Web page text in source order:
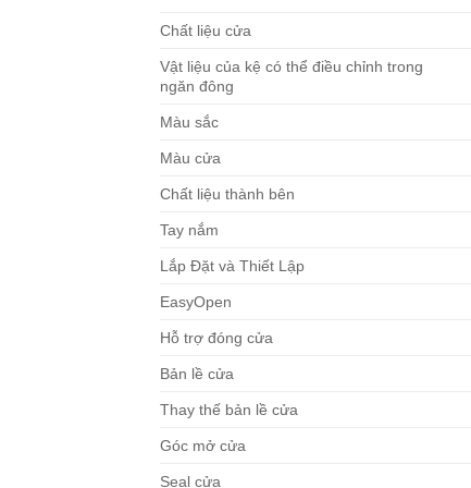
Chất liệu cửa
Vật liệu của kệ có thể điều chỉnh trong
ngăn đông
Màu sắc
Màu cửa
Chất liệu thành bên
Tay nắm
Lắp Đặt và Thiết Lập
EasyOpen
Hỗ trợ đóng cửa
Bản lề cửa
Thay thế bản lề cửa
Góc mở cửa
Seal cửa